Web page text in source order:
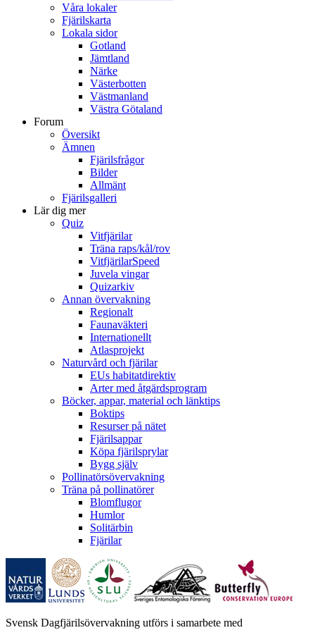
Våra lokaler
Fjärilskarta
Lokala sidor
Gotland
Jämtland
Närke
Västerbotten
Västmanland
Västra Götaland
Forum
Översikt
Ämnen
Fjärilsfrågor
Bilder
Allmänt
Fjärilsgalleri
Lär dig mer
Quiz
Vitfjärilar
Träna raps/kål/rov
VitfjärilarSpeed
Juvela vingar
Quizarkiv
Annan övervakning
Regionalt
Faunaväkteri
Internationellt
Atlasprojekt
Naturvård och fjärilar
EUs habitatdirektiv
Arter med åtgärdsprogram
Böcker, appar, material och länktips
Boktips
Resurser på nätet
Fjärilsappar
Köpa fjärilsprylar
Bygg själv
Pollinatörsövervakning
Träna på pollinatörer
Blomflugor
Humlor
Solitärbin
Fjärilar
Svensk Dagfjärilsövervakning utförs i samarbete med